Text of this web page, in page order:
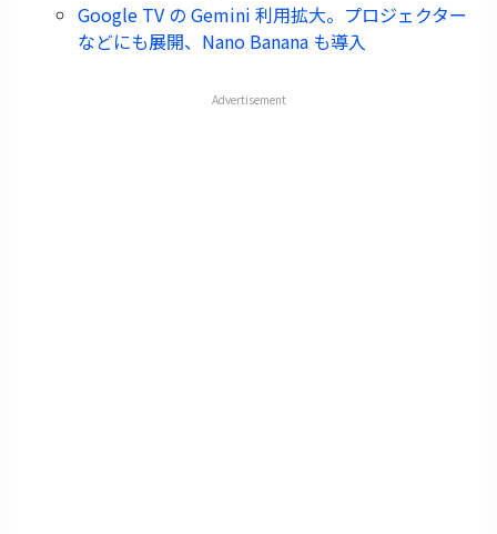
Google TV の Gemini 利用拡大。プロジェクター
などにも展開、Nano Banana も導入
Advertisement